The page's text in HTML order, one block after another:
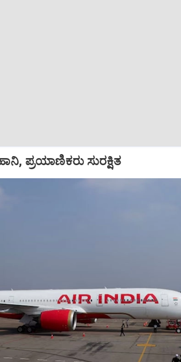
ಪ್ರಯಾಣಿಕರು ಸುರಕ್ಷಿತ